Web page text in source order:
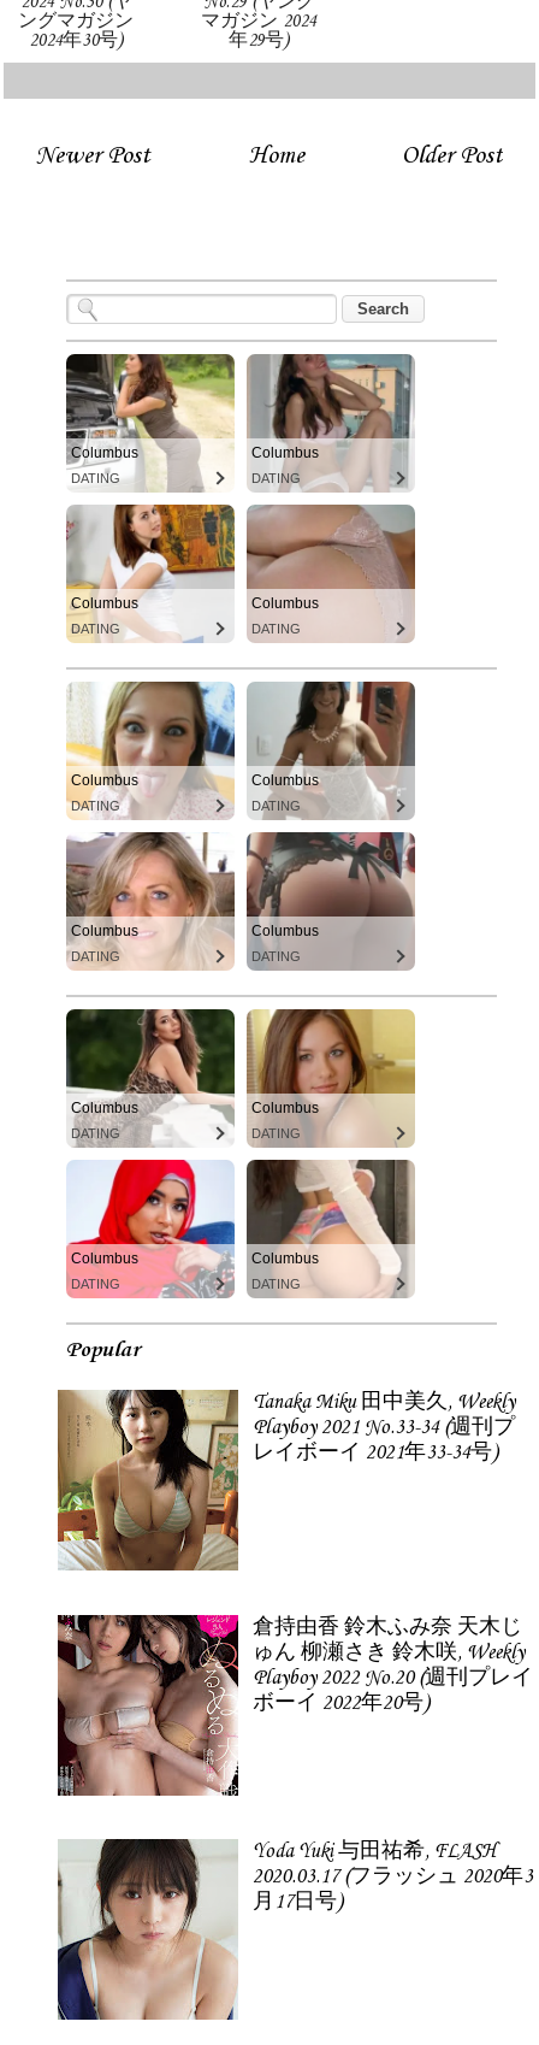
ングマガジン
2024年30号)
マガジン 2024
年29号)
Newer Post Older Post
Home
Columbus
DATING
Columbus
DATING
Columbus
DATING
Columbus
DATING
Columbus
DATING
Columbus
DATING
Columbus
DATING
Columbus
DATING
Columbus
DATING
Columbus
DATING
Columbus
DATING
Columbus
DATING
Popular
Tanaka Miku 田中美久, Weekly
Playboy 2021 No.33-34 (週刊プ
レイボーイ 2021年33-34号)
倉持由香 鈴木ふみ奈 天木じ
ゅん 柳瀬さき 鈴木咲, Weekly
Playboy 2022 No.20 (週刊プレイ
ボーイ 2022年20号)
Yoda Yuki 与田祐希, FLASH
2020.03.17 (フラッシュ 2020年3
月17日号)